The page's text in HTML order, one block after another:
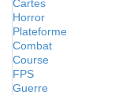
Cartes
Horror
Plateforme
Combat
Course
FPS
Guerre